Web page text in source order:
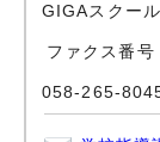
GIGAスクー
ファクス番号
058-265-